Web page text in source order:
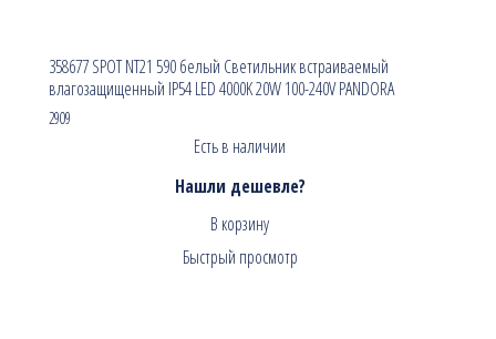
358677 SPOT NT21 590 белый Светильник встраиваемый
влагозащищенный IP54 LED 4000K 20W 100-240V PANDORA
2909
Есть в наличии
Нашли дешевле?
В корзину
Быстрый просмотр